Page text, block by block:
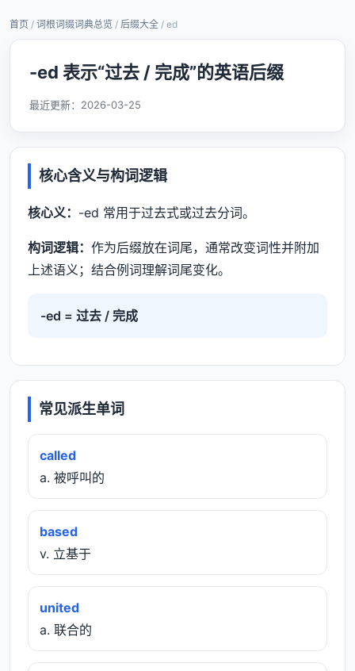
首页 / 词根词缀词典总览 / 后缀大全 / ed
-ed 表示“过去 / 完成”的英语后缀
最近更新： 2026-03-25
核心含义与构词逻辑
核心义： -ed 常用于过去式或过去分词。
构词逻辑： 作为后缀放在词尾，通常改变词性并附加
上述语义；结合例词理解词尾变化。
-ed = 过去 / 完成
常见派生单词
called
a. 被呼叫的
based
v. 立基于
united
a. 联合的